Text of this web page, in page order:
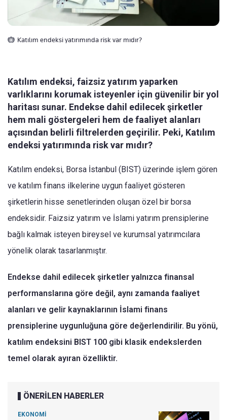
Katılım endeksi yatırımında risk var mıdır?
Katılım endeksi, faizsiz yatırım yaparken
varlıklarını korumak isteyenler için güvenilir bir yol
haritası sunar. Endekse dahil edilecek şirketler
hem mali göstergeleri hem de faaliyet alanları
açısından belirli filtrelerden geçirilir. Peki, Katılım
endeksi yatırımında risk var mıdır?
Katılım endeksi, Borsa İstanbul (BIST) üzerinde işlem gören
ve katılım finans ilkelerine uygun faaliyet gösteren
şirketlerin hisse senetlerinden oluşan özel bir borsa
endeksidir. Faizsiz yatırım ve İslami yatırım prensiplerine
bağlı kalmak isteyen bireysel ve kurumsal yatırımcılara
yönelik olarak tasarlanmıştır.
Endekse dahil edilecek şirketler yalnızca finansal
performanslarına göre değil, aynı zamanda faaliyet
alanları ve gelir kaynaklarının İslami finans
prensiplerine uygunluğuna göre değerlendirilir. Bu yönü,
katılım endeksini BIST 100 gibi klasik endekslerden
temel olarak ayıran özelliktir.
ÖNERİLEN HABERLER
EKONOMİ